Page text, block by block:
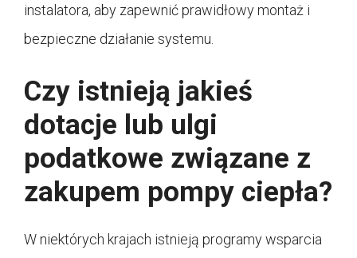
instalatora, aby zapewnić prawidłowy montaż i
bezpieczne działanie systemu.
Czy istnieją jakieś
dotacje lub ulgi
podatkowe związane z
zakupem pompy ciepła?
W niektórych krajach istnieją programy wsparcia